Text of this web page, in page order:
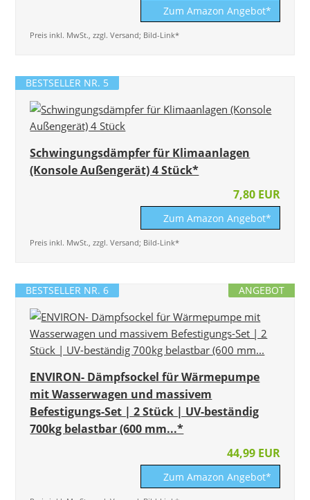
Zum Amazon Angebot*
Preis inkl. MwSt., zzgl. Versand; Bild-Link*
BESTSELLER NR. 5
Schwingungsdämpfer für Klimaanlagen
(Konsole Außengerät) 4 Stück*
7,80 EUR
Zum Amazon Angebot*
Preis inkl. MwSt., zzgl. Versand; Bild-Link*
ANGEBOT
BESTSELLER NR. 6
ENVIRON- Dämpfsockel für Wärmepumpe
mit Wasserwagen und massivem
Befestigungs-Set | 2 Stück | UV-beständig
700kg belastbar (600 mm...*
44,99 EUR
Zum Amazon Angebot*